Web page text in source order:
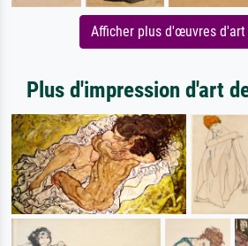
Afficher plus d'œuvres
Plus d'impression d'art